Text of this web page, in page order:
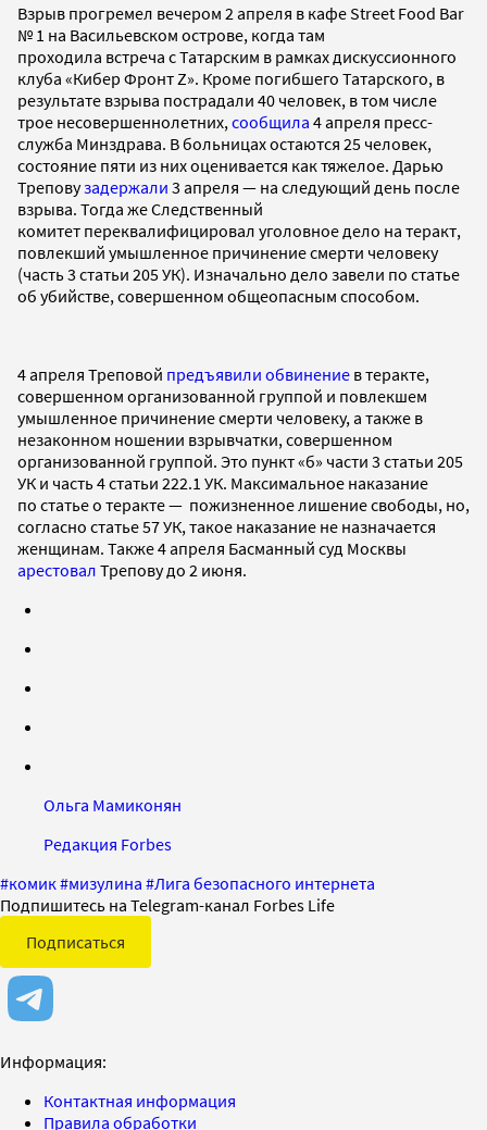
Взрыв прогремел вечером 2 апреля в кафе Street Food Bar
№ 1 на Васильевском острове, когда там
проходила встреча с Татарским в рамках дискуссионного
клуба «Кибер Фронт Z». Кроме погибшего Татарского, в
результате взрыва пострадали 40 человек, в том числе
трое несовершеннолетних, сообщила 4 апреля пресс-
служба Минздрава. В больницах остаются 25 человек,
состояние пяти из них оценивается как тяжелое. Дарью
Треповузадержали 3 апреля — на следующий день после
взрыва. Тогда же Следственный
комитет переквалифицировал уголовное дело на теракт,
повлекший умышленное причинение смерти человеку
(часть 3 статьи 205 УК). Изначально дело завели по статье
об убийстве, совершенном общеопасным способом.
4 апреля Треповой предъявили обвинение в теракте,
совершенном организованной группой и повлекшем
умышленное причинение смерти человеку, а также в
незаконном ношении взрывчатки, совершенном
организованной группой. Это пункт «б» части 3 статьи 205
УК и часть 4 статьи 222.1 УК. Максимальное наказание
по статье о теракте — пожизненное лишение свободы, но,
согласно статье 57 УК, такое наказание не назначается
женщинам. Также 4 апреля Басманный суд Москвы
арестовал Трепову до 2 июня.
Ольга Мамиконян
Редакция Forbes
#комик#мизулина #Лига безопасного интернета
Подпишитесь на Telegram-канал Forbes Life
Подписаться
Информация:
Контактная информация
Правила обработки